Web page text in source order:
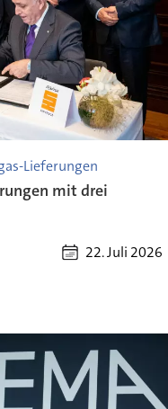
Lieferungen
mit drei
22. Juli 2026